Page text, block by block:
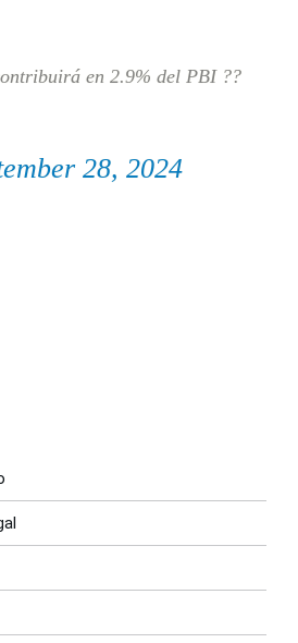
en 2.9% del PBI ??
28, 2024